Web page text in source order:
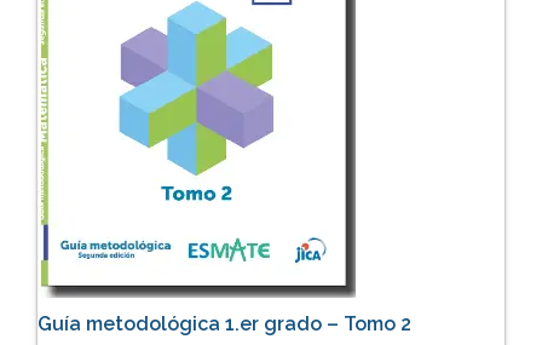
Guía metodológica 1.er grado – Tomo 2